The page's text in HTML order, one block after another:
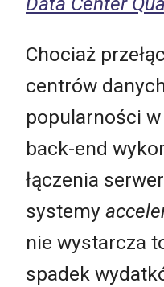
Chociaż
centrów
popularności
back-end
łączenia
systemy
nie wystarcza
spadek